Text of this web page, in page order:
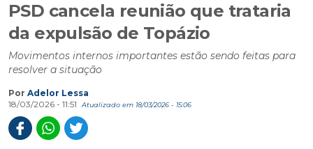
PSD cancela reunião que trataria
da expulsão de Topázio
Movimentos internos importantes estão sendo feitas para
resolver a situação
Por Adelor Lessa
18/03/2026 - 11:51
Atualizado em 18/03/2026 - 15:06